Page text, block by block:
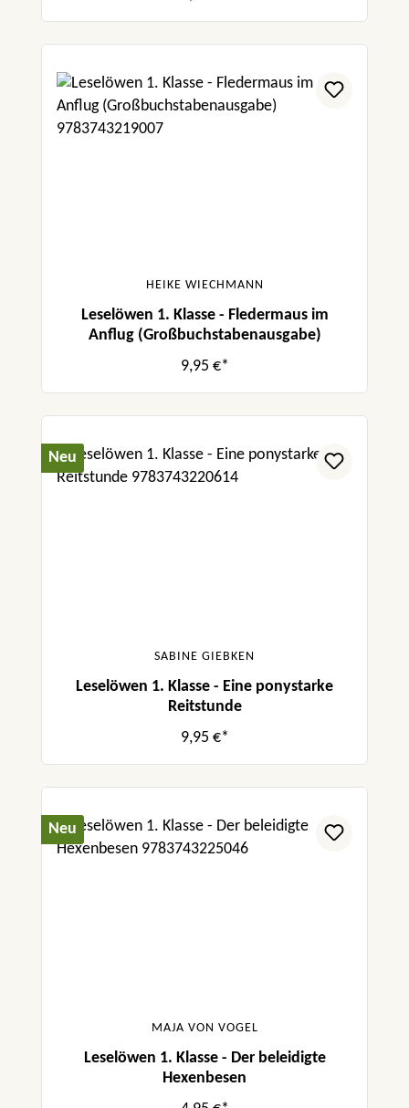
HEIKE WIECHMANN
Leselöwen 1. Klasse - Fledermaus im
Anflug (Großbuchstabenausgabe)
9,95 €*
Neu
SABINE GIEBKEN
Leselöwen 1. Klasse - Eine ponystarke
Reitstunde
9,95 €*
Neu
MAJA VON VOGEL
Leselöwen 1. Klasse - Der beleidigte
Hexenbesen